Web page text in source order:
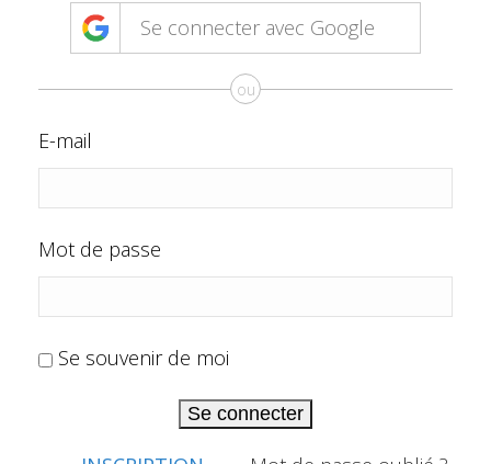
Se connecter avec Google
ou
E-mail
Mot de passe
Se souvenir de moi
Se connecter